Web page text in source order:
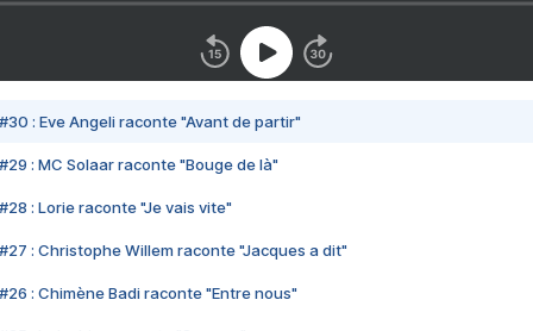
#30 : Eve Angeli raconte "Avant de partir"
#29 : MC Solaar raconte "Bouge de là"
#28 : Lorie raconte "Je vais vite"
#27 : Christophe Willem raconte "Jacques a dit"
#26 : Chimène Badi raconte "Entre nous"